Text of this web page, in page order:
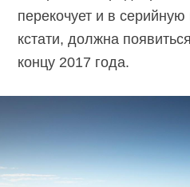
перекочует и в
кстати, должна
концу 2017 года.